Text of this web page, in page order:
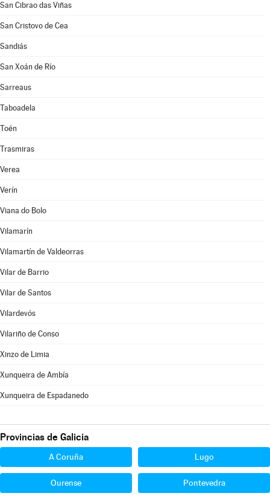
San Cibrao das Viñas
San Cristovo de Cea
Sandiás
San Xoán de Río
Sarreaus
Taboadela
Toén
Trasmiras
Verea
Verín
Viana do Bolo
Vilamarín
Vilamartín de Valdeorras
Vilar de Barrio
Vilar de Santos
Vilardevós
Vilariño de Conso
Xinzo de Limia
Xunqueira de Ambía
Xunqueira de Espadanedo
Provincias de Galicia
A Coruña Lugo
Ourense Pontevedra